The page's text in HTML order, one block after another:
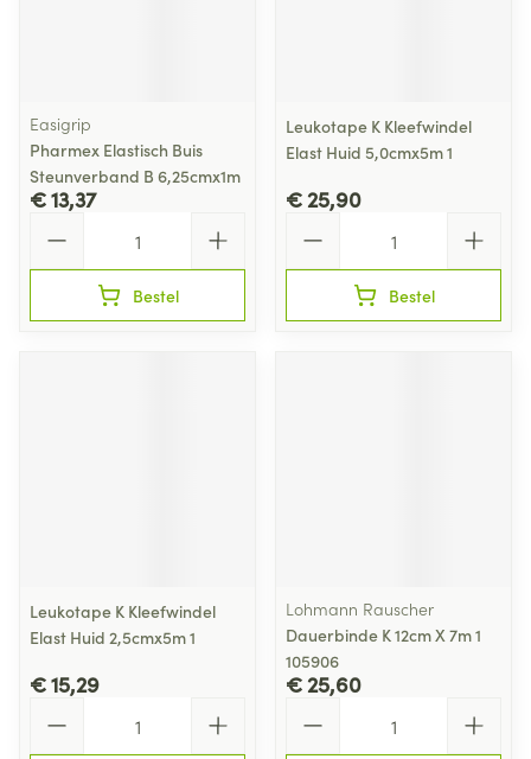
Easigrip
Pharmex Elastisch Buis
Steunverband B 6,25cmx1m
€ 13,37
Bestel
Leukotape K Kleefwindel
Elast Huid 5,0cmx5m 1
€ 25,90
Bestel
Leukotape K Kleefwindel
Elast Huid 2,5cmx5m 1
€ 15,29
Lohmann Rauscher
Dauerbinde K 12cm X 7m 1
105906
€ 25,60